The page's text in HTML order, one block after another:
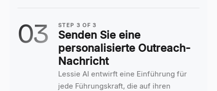
03 STEP 3 OF3
Senden Sie eine
personalisierte Outreach-
Nachricht
Lessie AI entwirft eine Einführung für
jede Führungskraft, die auf ihren